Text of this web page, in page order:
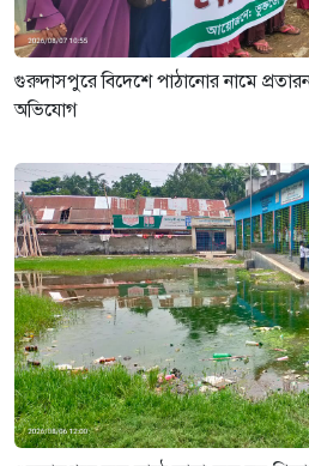
গুরুদাসপুরে বিদেশে পাঠানোর নামে
অভিযোগ